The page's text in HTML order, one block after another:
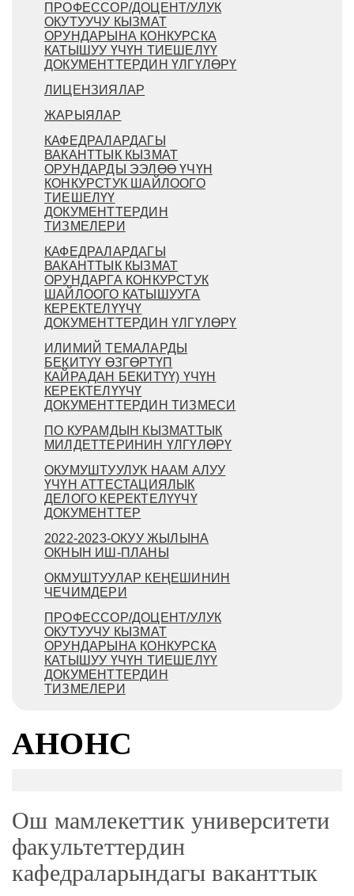
ПРОФЕССОР/ДОЦЕНТ/УЛУК
ОКУТУУЧУ КЫЗМАТ
ОРУНДАРЫНА КОНКУРСКА
КАТЫШУУ ҮЧҮН ТИЕШЕЛҮҮ
ДОКУМЕНТТЕРДИН ҮЛГҮЛӨРҮ
ЛИЦЕНЗИЯЛАР
ЖАРЫЯЛАР
КАФЕДРАЛАРДАГЫ
ВАКАНТТЫК КЫЗМАТ
ОРУНДАРДЫ ЭЭЛӨӨ ҮЧҮН
КОНКУРСТУК ШАЙЛООГО
ТИЕШЕЛҮҮ
ДОКУМЕНТТЕРДИН
ТИЗМЕЛЕРИ
КАФЕДРАЛАРДАГЫ
ВАКАНТТЫК КЫЗМАТ
ОРУНДАРГА КОНКУРСТУК
ШАЙЛООГО КАТЫШУУГА
КЕРЕКТЕЛҮҮЧҮ
ДОКУМЕНТТЕРДИН ҮЛГҮЛӨРҮ
ИЛИМИЙ ТЕМАЛАРДЫ
БЕКИТҮҮ ӨЗГӨРТҮП
КАЙРАДАН БЕКИТҮҮ) ҮЧҮН
КЕРЕКТЕЛҮҮЧҮ
ДОКУМЕНТТЕРДИН ТИЗМЕСИ
ПО КУРАМДЫН КЫЗМАТТЫК
МИЛДЕТТЕРИНИН ҮЛГҮЛӨРҮ
ОКУМУШТУУЛУК НААМ АЛУУ
ҮЧҮН АТТЕСТАЦИЯЛЫК
ДЕЛОГО КЕРЕКТЕЛҮҮЧҮ
ДОКУМЕНТТЕР
2022-2023-ОКУУ ЖЫЛЫНА
ОКНЫН ИШ-ПЛАНЫ
ОКМУШТУУЛАР КЕҢЕШИНИН
ЧЕЧИМДЕРИ
ПРОФЕССОР/ДОЦЕНТ/УЛУК
ОКУТУУЧУ КЫЗМАТ
ОРУНДАРЫНА КОНКУРСКА
КАТЫШУУ ҮЧҮН ТИЕШЕЛҮҮ
ДОКУМЕНТТЕРДИН
ТИЗМЕЛЕРИ
АНОНС
Ош мамлекеттик университети
факультеттердин
кафедраларындагы ваканттык